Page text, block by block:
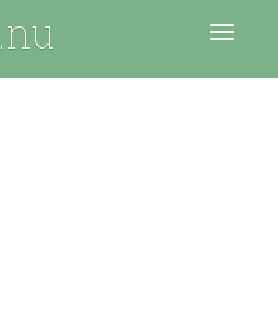
.nu Menu